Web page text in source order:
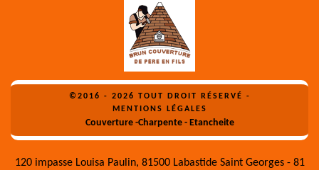
©2016 - 2026 TOUT DROIT RÉSERVÉ -
MENTIONS LÉGALES
Couverture -Charpente - Etancheite
120 impasse Louisa Paulin, 81500 Labastide Saint Georges - 81